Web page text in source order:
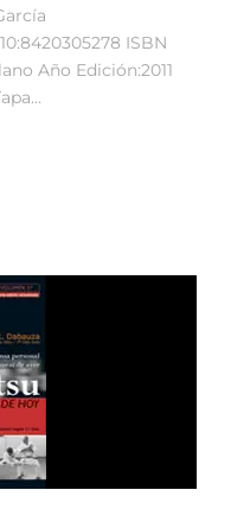
ISBN
Año Edición:2011